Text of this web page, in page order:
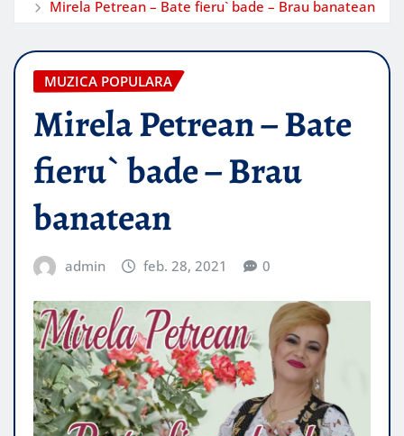
Mirela Petrean – Bate fieru` bade – Brau banatean
MUZICA POPULARA
Mirela Petrean – Bate
fieru` bade – Brau
banatean
admin feb. 28, 2021 0